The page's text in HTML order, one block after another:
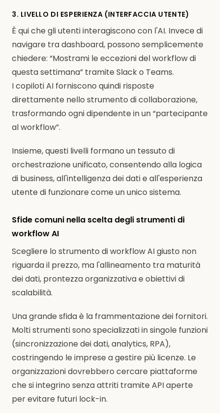
3. LIVELLO DI ESPERIENZA (INTERFACCIA UTENTE)
È qui che gli utenti interagiscono con l'AI. Invece di
navigare tra dashboard, possono semplicemente
chiedere: “Mostrami le eccezioni del workflow di
questa settimana” tramite Slack o Teams.
I copiloti AI forniscono quindi risposte
direttamente nello strumento di collaborazione,
trasformando ogni dipendente in un “partecipante
al workflow”.
Insieme, questi livelli formano un tessuto di
orchestrazione unificato, consentendo alla logica
di business, all'intelligenza dei dati e all'esperienza
utente di funzionare come un unico sistema.
Sfide comuni nella scelta degli strumenti di
workflow AI
Scegliere lo strumento di workflow AI giusto non
riguarda il prezzo, ma l'allineamento tra maturità
dei dati, prontezza organizzativa e obiettivi di
scalabilità.
Una grande sfida è la frammentazione dei fornitori.
Molti strumenti sono specializzati in singole funzioni
(sincronizzazione dei dati, analytics, RPA),
costringendo le imprese a gestire più licenze. Le
organizzazioni dovrebbero cercare piattaforme
che si integrino senza attriti tramite API aperte
per evitare futuri lock-in.